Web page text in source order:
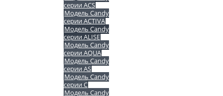
серии ACS
Модель Candy
серии ACTIVA
Модель Candy
серии ALISE
Модель Candy
серии AQUA
Модель Candy
серии AS
Модель Candy
серии C
Модель Candy